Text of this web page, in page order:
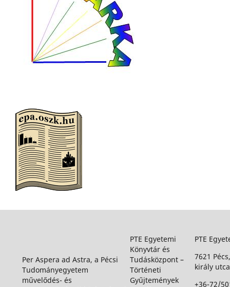
Per Aspera ad Astra, a Pécsi
Tudományegyetem
művelődés- és
PTE Egyetemi
Könyvtár és
Tudásközpont –
Történeti
Gyűjtemények
PTE
7621
király
+36-72/